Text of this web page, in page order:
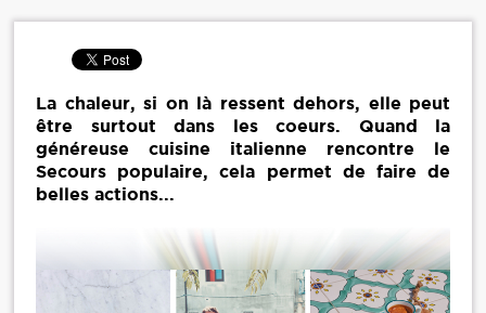
La chaleur, si on là ressent dehors, elle peut
être surtout dans les coeurs. Quand la
généreuse cuisine italienne rencontre le
Secours populaire, cela permet de faire de
belles actions...